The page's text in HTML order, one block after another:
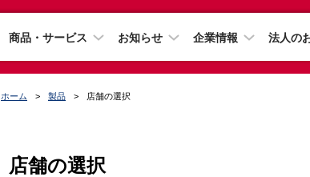
商品・サービス お知らせ 企業情報 法人の
ホーム 製品 店舗の選択
店舗の選択